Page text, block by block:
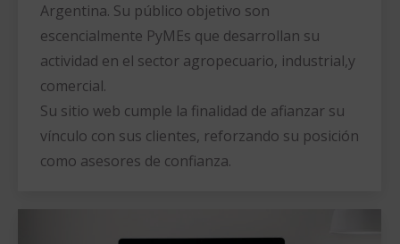
Argentina. Su público objetivo son
escencialmente PyMEs que desarrollan su
actividad en el sector agropecuario, industrial,y
comercial.
Su sitio web cumple la finalidad de afianzar su
vínculo con sus clientes, reforzando su posición
como asesores de confianza.